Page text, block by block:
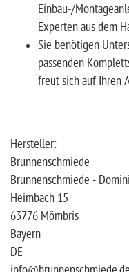
Einbau-/
Experten aus dem
Sie benötigen
passenden
freut sich auf Ihren
Hersteller:
Brunnenschmiede
Brunnenschmiede -
Heimbach 15
63776 Mömbris
Bayern
DE